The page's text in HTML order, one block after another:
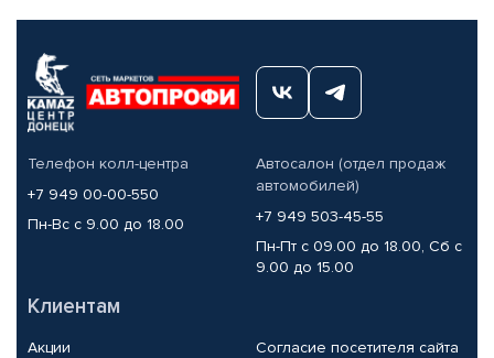
Телефон колл-центра
+7 949 00-00-550
Пн-Вс с 9.00 до 18.00
Автосалон (отдел продаж
автомобилей)
+7 949 503-45-55
Пн-Пт с 09.00 до 18.00, Сб с
9.00 до 15.00
Клиентам
Акции
Согласие посетителя сайта